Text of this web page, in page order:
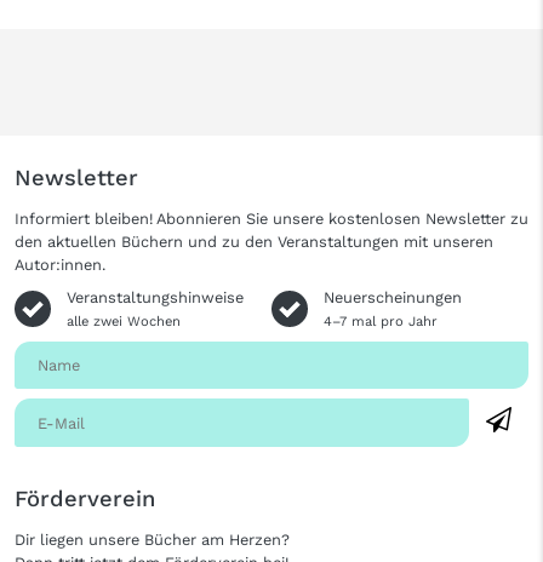
Newsletter
Informiert bleiben! Abonnieren Sie unsere kostenlosen Newsletter zu
den aktuellen Büchern und zu den Veranstaltungen mit unseren
Autor:innen.
Veranstaltungshinweise
alle zwei Wochen
Neuerscheinungen
4–7 mal pro Jahr
Förderverein
Dir liegen unsere Bücher am Herzen?